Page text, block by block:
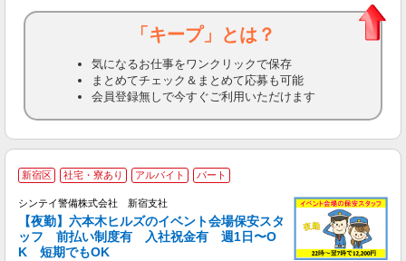
「キープ」とは？
気になるお仕事をワンクリックで保存
まとめてチェック＆まとめて応募も可能
会員登録無しで今すぐご利用いただけます
新宿区 社宅・寮あり アルバイト パート
シンテイ警備株式会社 新宿支社
【夜勤】六本木ヒルズのイベント会場保安スタ
ッフ 前払い制度有 入社祝金有 週1日〜O
K 短期でもOK